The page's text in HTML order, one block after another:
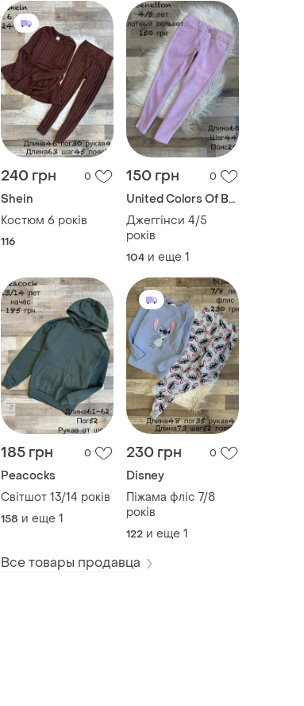
240 грн 0
Shein
Костюм 6 років
116
150 грн 0
United Colors Of Benetton
Джеггінси 4/5
років
104 и еще 1
185 грн 0
Peacocks
Світшот 13/14 років
158 и еще 1
230 грн 0
Disney
Піжама фліс 7/8
років
122 и еще 1
Все товары продавца